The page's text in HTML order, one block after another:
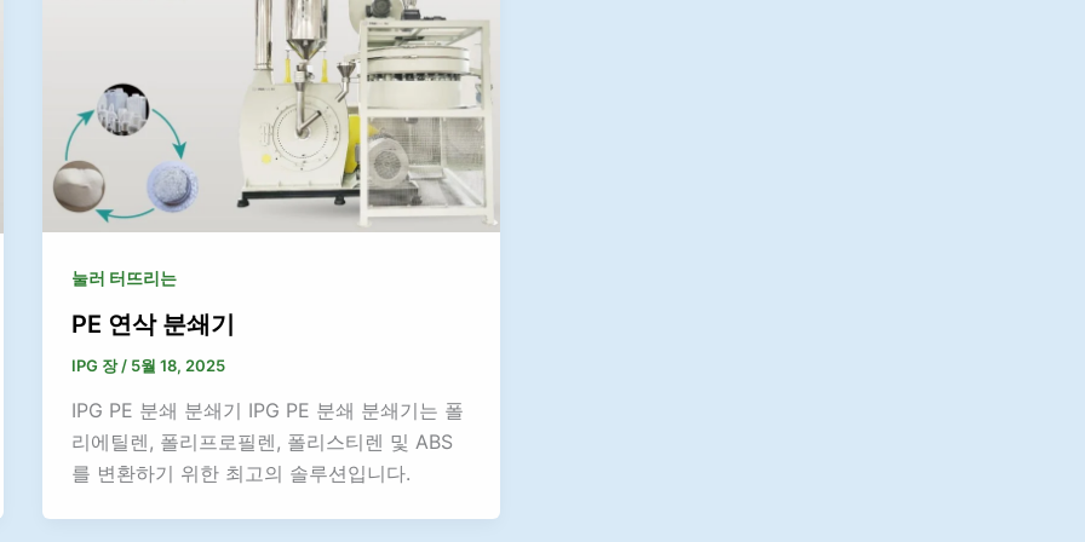
눌러 터뜨리는
PE 연삭 분쇄기
IPG 장/ 5월 18, 2025
IPG PE 분쇄 분쇄기 IPG PE 분쇄 분쇄기는 폴
리에틸렌, 폴리프로필렌, 폴리스티렌 및 ABS
를 변환하기 위한 최고의 솔루션입니다.